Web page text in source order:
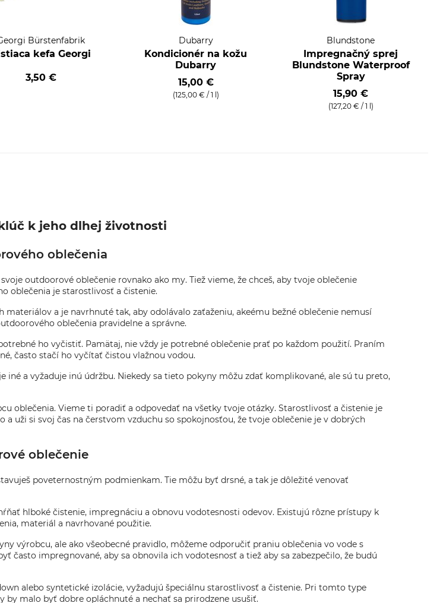
Bürstenfabrik
kefa Georgi
3,50 €
Dubarry
Kondicionér na kožu
Dubarry
15,00 €
(125,00 € / 1 l)
Blundstone
Impregnačný sprej
Blundstone Waterproof
Spray
15,90 €
(127,20 € / 1 l)
k jeho dlhej životnosti
oblečenia
outdoorové oblečenie rovnako ako my. Tiež vieme, že chceš, aby tvoje oblečenie
oblečenia je starostlivosť a čistenie.
a je navrhnuté tak, aby odolávalo zaťaženiu, akeému bežné oblečenie nemusí
oblečenia pravidelne a správne.
ho vyčistiť. Pamätaj, nie vždy je potrebné oblečenie prať po každom použití. Praním
často stačí ho vyčítať čistou vlažnou vodou.
a vyžaduje inú údržbu. Niekedy sa tieto pokyny môžu zdať komplikované, ale sú tu preto,
oblečenia. Vieme ti poradiť a odpovedať na všetky tvoje otázky. Starostlivosť a čistenie je
uži si svoj čas na čerstvom vzduchu so spokojnosťou, že tvoje oblečenie je v dobrých
oblečenie
poveternostným podmienkam. Tie môžu byť drsné, a tak je dôležité venovať
hlboké čistenie, impregnáciu a obnovu vodotesnosti odevov. Existujú rôzne prístupy k
materiál a navrhované použitie.
výrobcu, ale ako všeobecné pravidlo, môžeme odporučiť praniu oblečenia vo vode s
impregnované, aby sa obnovila ich vodotesnosť a tiež aby sa zabezpečilo, že budú
alebo syntetické izolácie, vyžadujú špeciálnu starostlivosť a čistenie. Pri tomto type
malo byť dobre opláchnuté a nechať sa prirodzene usušiť.